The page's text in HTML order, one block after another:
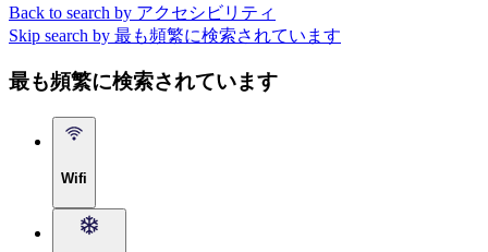
Back to search by アクセシビリティ
Skip search by 最も頻繁に検索されています
最も頻繁に検索されています
Wifi